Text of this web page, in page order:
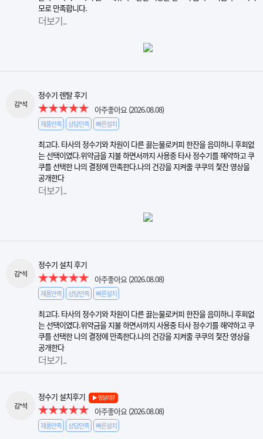
모로 만족합니다.
더보기..
김*석
정수기 렌탈 후기
아주좋아요 (2026.08.08)
제품만족 상담만족 빠른설치
최고다. 타사의 정수기와 차원이 다른 끓는물로커피 한잔을 음미하니 후회없
는 선택이였다.위약금을 지불 하면서까지 사용중 타사 정수기를 해약하고 쿠
쿠를 선택한 나의 결정에 만족한다.나의 건강을 지켜줄 쿠쿠의 첯잔 영상을
공개한다
더보기..
김*석
정수기 설치 후기
아주좋아요 (2026.08.08)
제품만족 상담만족 빠른설치
최고다. 타사의 정수기와 차원이 다른 끓는물로커피 한잔을 음미하니 후회없
는 선택이였다.위약금을 지불 하면서까지 사용중 타사 정수기를 해약하고 쿠
쿠를 선택한 나의 결정에 만족한다.나의 건강을 지켜줄 쿠쿠의 첯잔 영상을
공개한다
더보기..
김*석
정수기 설치후기 ▶ 영상리뷰
아주좋아요 (2026.08.08)
제품만족 상담만족 빠른설치